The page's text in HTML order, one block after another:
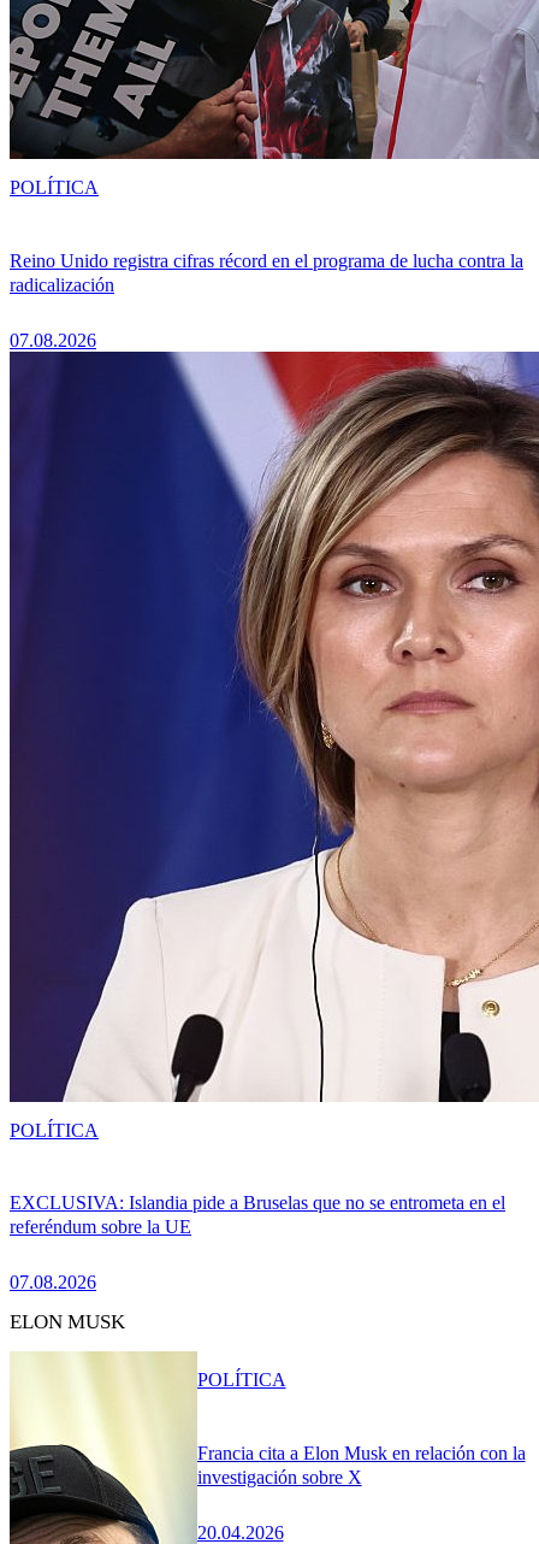
Reino Unido registra cifras récord en el programa de lucha contra la
radicalización
07.08.2026
POLÍTICA
EXCLUSIVA: Islandia pide a Bruselas que no se entrometa en el
referéndum sobre la UE
07.08.2026
POLÍTICA
ELON MUSK
Francia cita a Elon Musk en relación con la
investigación sobre X
20.04.2026
POLÍTICA